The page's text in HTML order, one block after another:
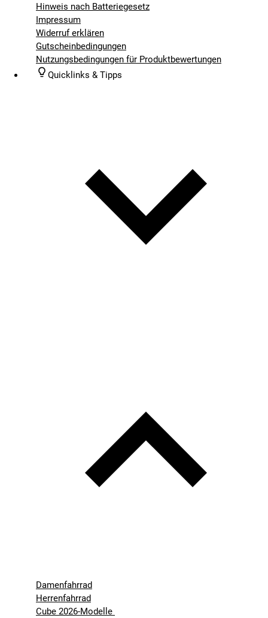
Hinweis nach Batteriegesetz
Impressum
Widerruf erklären
Gutscheinbedingungen
Nutzungsbedingungen für Produktbewertungen
Quicklinks & Tipps
Damenfahrrad
Herrenfahrrad
Cube 2026-Modelle